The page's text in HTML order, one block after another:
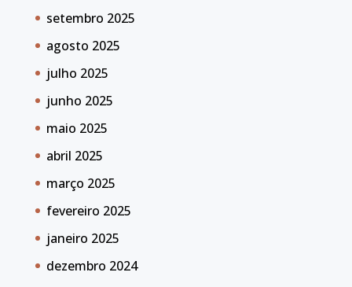
setembro 2025
agosto 2025
julho 2025
junho 2025
maio 2025
abril 2025
março 2025
fevereiro 2025
janeiro 2025
dezembro 2024